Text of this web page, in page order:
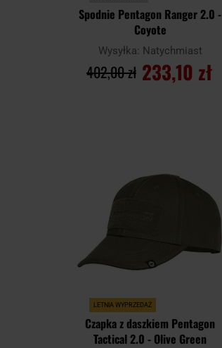
Spodnie Pentagon Ranger 2.0 -
Coyote
Wysyłka: Natychmiast
233,10 zł
402,00 zł
LETNIA WYPRZEDAŻ
Czapka z daszkiem Pentagon
Tactical 2.0 - Olive Green